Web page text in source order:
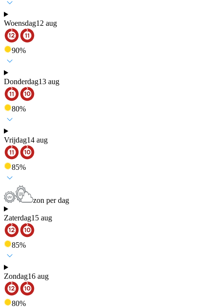
Woensdag12 aug
90%
Donderdag13 aug
80%
Vrijdag14 aug
85%
zon per dag
Zaterdag15 aug
85%
Zondag16 aug
80%